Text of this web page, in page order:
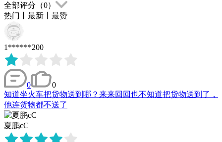
全部评分（0）
热门
最新 最赞
1******200
0
0
知道坐火车把货物送到哪？来来回回也不知道把货物送到了，
他连货物都不送了
夏鹏cC